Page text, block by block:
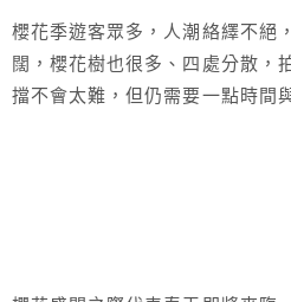
櫻花季遊客眾多，人潮絡繹不絕
闊，櫻花樹也很多、四處分散，
擋不會太難，但仍需要一點時間